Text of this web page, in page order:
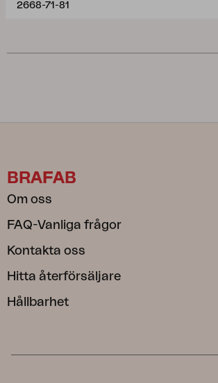
2668-71-81
BRAFAB
Om oss
FAQ-Vanliga frågor
Kontakta oss
Hitta återförsäljare
Hållbarhet